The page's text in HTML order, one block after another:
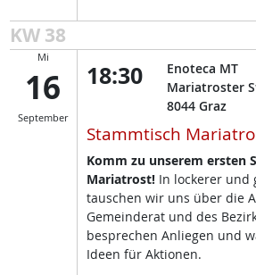
KW 38
Mi
16
September
18:30
Enoteca MT
Mariatroster
8044 Graz
Stammtisch
Komm zu unserem ersten
Mariatrost!In lockerer und
tauschen wir uns über die
Gemeinderat und des
besprechen Anliegen und
Ideen für Aktionen.